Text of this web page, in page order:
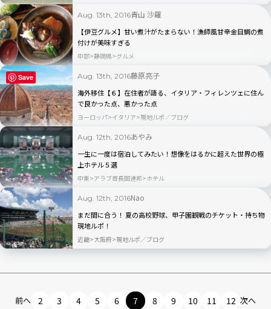
Aug. 13th, 2016青山 沙羅
【伊豆グルメ】甘い煮汁がたまらない！漁師風甘辛金目鯛の煮
付けが美味すぎる
中部 静岡県 グルメ
Aug. 13th, 2016藤原亮子
海外移住【６】在住者が語る、イタリア・フィレンツェに住ん
で良かった点、悪かった点
ヨーロッパ イタリア 現地ルポ／ブログ
Aug. 12th, 2016あやみ
一生に一度は宿泊してみたい！想像をはるかに超えた世界の極
上ホテル５選
中東 アラブ首長国連邦 ホテル
Aug. 12th, 2016Nao
まだ間に合う！ 夏の高校野球、甲子園観戦のチケット・持ち物
現地ルポ！
近畿 大阪府 現地ルポ／ブログ
前へ 2 3 4 5 6 7 8 9 10 11 12 次へ
Save